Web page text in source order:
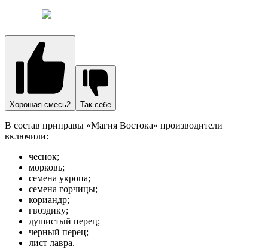
Хорошая смесь2 Так себе
В состав приправы «Магия Востока» производители
включили:
чеснок;
морковь;
семена укропа;
семена горчицы;
кориандр;
гвоздику;
душистый перец;
черный перец;
лист лавра.